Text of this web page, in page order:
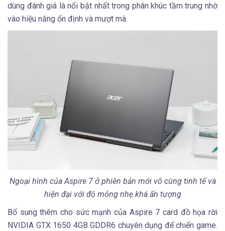
dùng đánh giá là nổi bật nhất trong phân khúc tầm trung nhờ
vào hiệu năng ổn định và mượt mà.
Ngoại hình của Aspire 7 ở phiên bản mới vô cùng tinh tế và
hiện đại với độ mỏng nhẹ khá ấn tượng
Bổ sung thêm cho sức mạnh của Aspire 7 card đồ họa rời
NVIDIA GTX 1650 4GB GDDR6 chuyên dụng để chiến game.